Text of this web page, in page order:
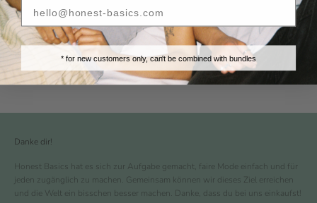
can't find it.
By signing-up, your agreeing to ourprivacy policy .
Danke dir!
Honest Basics hat es sich zur Aufgabe gemacht, faire Mode einfach und für
jeden zugänglich zu machen. Gemeinsam können wir dieses Ziel erreichen
und die Welt ein bisschen besser machen. Danke, dass du bei uns einkaufst!
* for new customers only, can't be combined with bundles